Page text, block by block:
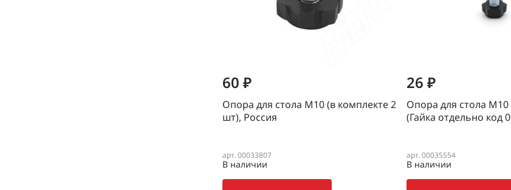
60 ₽
Опора для стола М10 (в комплекте 2
шт), Россия
арт. 00033807
В наличии
26 ₽
Опора для стола М10
(Гайка отдельно код
арт. 00035554
В наличии